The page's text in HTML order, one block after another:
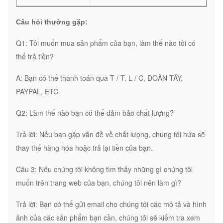
Câu hỏi thường gặp:
Q1: Tôi muốn mua sản phẩm của bạn, làm thế nào tôi có
thể trả tiền?
A: Bạn có thể thanh toán qua T / T, L / C, ĐOÀN TÂY,
PAYPAL, ETC.
Q2: Làm thế nào bạn có thể đảm bảo chất lượng?
Trả lời: Nếu bạn gặp vấn đề về chất lượng, chúng tôi hứa sẽ
thay thế hàng hóa hoặc trả lại tiền của bạn.
Câu 3: Nếu chúng tôi không tìm thấy những gì chúng tôi
muốn trên trang web của bạn, chúng tôi nên làm gì?
Trả lời: Bạn có thể gửi email cho chúng tôi các mô tả và hình
ảnh của các sản phẩm bạn cần, chúng tôi sẽ kiểm tra xem